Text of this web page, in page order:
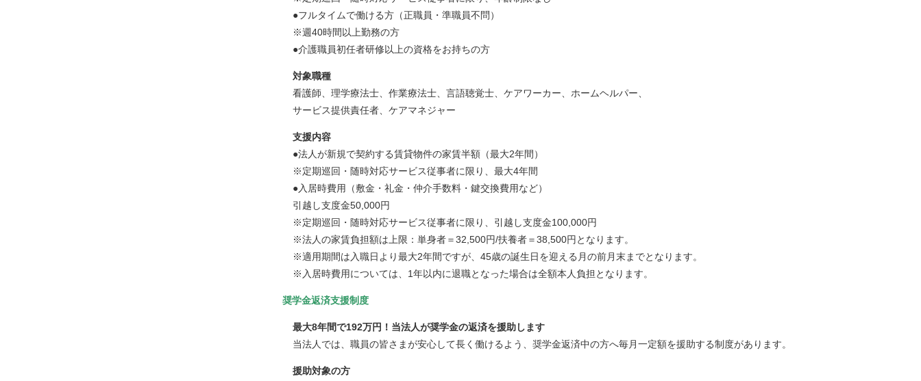
●フルタイムで働ける方（正職員・準職員不問）
※週40時間以上勤務の方
●介護職員初任者研修以上の資格をお持ちの方
対象職種
看護師、理学療法士、作業療法士、言語聴覚士、ケアワーカー、ホームヘルパー、
サービス提供責任者、ケアマネジャー
支援内容
●法人が新規で契約する賃貸物件の家賃半額（最大2年間）
※定期巡回・随時対応サービス従事者に限り、最大4年間
●入居時費用（敷金・礼金・仲介手数料・鍵交換費用など）
引越し支度金50,000円
※定期巡回・随時対応サービス従事者に限り、引越し支度金100,000円
※法人の家賃負担額は上限：単身者＝32,500円/扶養者＝38,500円となります。
※適用期間は入職日より最大2年間ですが、45歳の誕生日を迎える月の前月末までとなります。
※入居時費用については、1年以内に退職となった場合は全額本人負担となります。
奨学金返済支援制度
最大8年間で192万円！当法人が奨学金の返済を援助します
当法人では、職員の皆さまが安心して長く働けるよう、奨学金返済中の方へ毎月一定額を援助する制度があります。
援助対象の方